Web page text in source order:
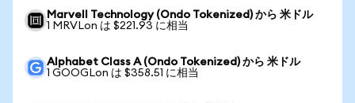
Marvell Technology (Ondo Tokenized) から 米ドル
1 MRVLon は $221.93 に相当
Alphabet Class A (Ondo Tokenized) から 米ドル
1 GOOGLon は $358.51 に相当